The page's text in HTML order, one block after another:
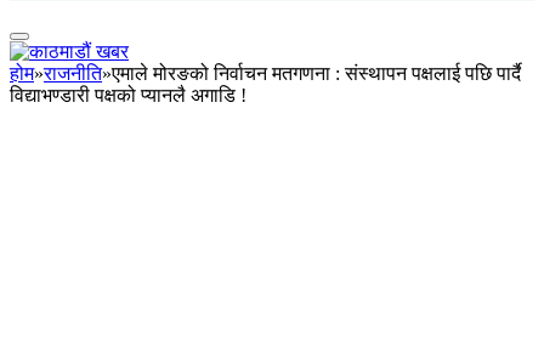
होम»राजनीति»एमाले मोरङको निर्वाचन मतगणना : संस्थापन पक्षलाई पछि पार्दै
विद्याभण्डारी पक्षको प्यानलै अगाडि !